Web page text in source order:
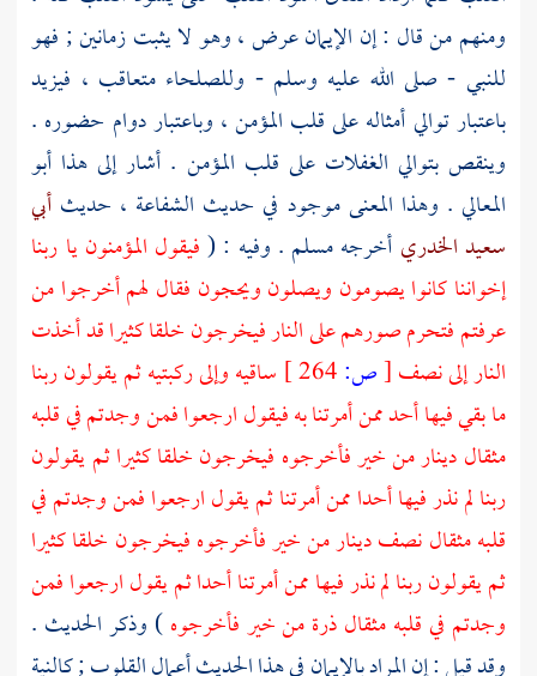
ومنهم من قال : إن الإيمان عرض ، وهو لا يثبت زمانين ; فهو
للنبي - صلى الله عليه وسلم - وللصلحاء متعاقب ، فيزيد
باعتبار توالي أمثاله على قلب المؤمن ، وباعتبار دوام حضوره .
وينقص بتوالي الغفلات على قلب المؤمن . أشار إلى هذا أبو
المعالي . وهذا المعنى موجود في حديث الشفاعة ، حديث أبي
سعيد الخدري أخرجهمسلم . وفيه : (فيقول المؤمنون يا ربنا
إخواننا كانوا يصومون ويصلون ويحجون فقال لهم أخرجوا من
عرفتم فتحرم صورهم على النار فيخرجون خلقا كثيرا قد أخذت
النار إلى نصف[ص:
ساقيه وإلى ركبتيه ثم يقولون ربنا
ما بقي فيها أحد ممن أمرتنا به فيقول ارجعوا فمن وجدتم في قلبه
مثقال دينار من خير فأخرجوه فيخرجون خلقا كثيرا ثم يقولون
ربنا لم نذر فيها أحدا ممن أمرتنا ثم يقول ارجعوا فمن وجدتم في
قلبه مثقال نصف دينار من خير فأخرجوه فيخرجون خلقا كثيرا
ثم يقولون ربنا لم نذر فيها ممن أمرتنا أحدا ثم يقول ارجعوا فمن
وجدتم في قلبه مثقال ذرة من خير فأخرجوه) وذكر الحديث .